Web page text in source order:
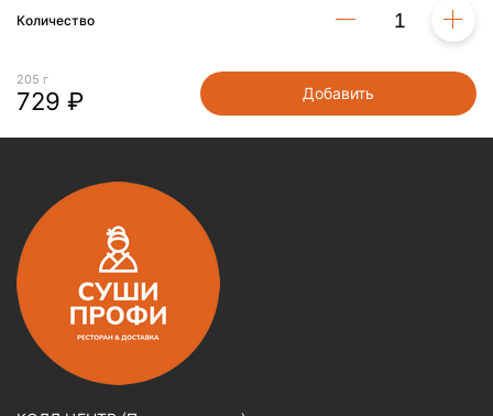
Количество
205 г
729 ₽ Добавить